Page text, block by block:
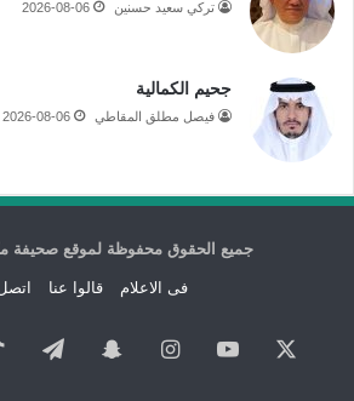
تركي سعيد حسنين 2026-08-06
جحيم الكمالية
فيصل مطلق المقاطي 2026-08-06
جميع الحقوق محفوظة لموقع صحيفة
فى الاعلام قالوا عنا
‫YouTubeانستقرامسناب